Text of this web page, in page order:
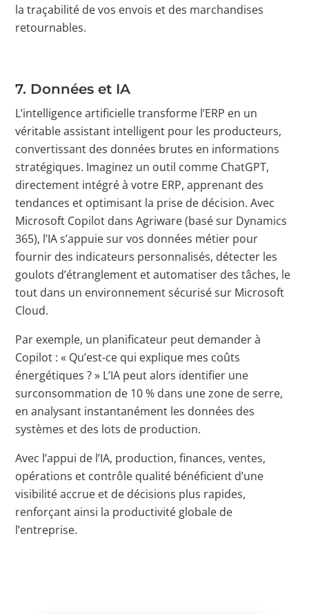
la traçabilité de vos envois et des marchandises
retournables.
7. Données et IA
L’intelligence artificielle transforme l’ERP en un
véritable assistant intelligent pour les producteurs,
convertissant des données brutes en informations
stratégiques. Imaginez un outil comme ChatGPT,
directement intégré à votre ERP, apprenant des
tendances et optimisant la prise de décision. Avec
Microsoft Copilot dans Agriware (basé sur Dynamics
365), l’IA s’appuie sur vos données métier pour
fournir des indicateurs personnalisés, détecter les
goulots d’étranglement et automatiser des tâches, le
tout dans un environnement sécurisé sur Microsoft
Cloud.
Par exemple, un planificateur peut demander à
Copilot : « Qu’est-ce qui explique mes coûts
énergétiques ? » L’IA peut alors identifier une
surconsommation de 10 % dans une zone de serre,
en analysant instantanément les données des
systèmes et des lots de production.
Avec l’appui de l’IA, production, finances, ventes,
opérations et contrôle qualité bénéficient d’une
visibilité accrue et de décisions plus rapides,
renforçant ainsi la productivité globale de
l’entreprise.